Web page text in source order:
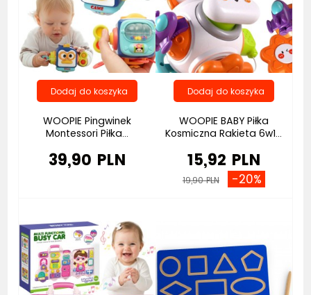
WOOPIE Pingwinek
Montessori Piłka...
39,90 PLN
WOOPIE BABY Piłka
Kosmiczna Rakieta 6w1...
15,92 PLN
19,90 PLN -20%